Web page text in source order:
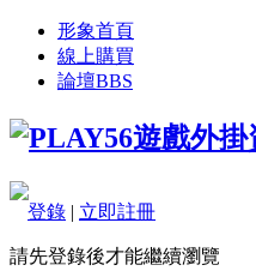
形象首頁
線上購買
論壇BBS
登錄 | 立即註冊
請先登錄後才能繼續瀏覽